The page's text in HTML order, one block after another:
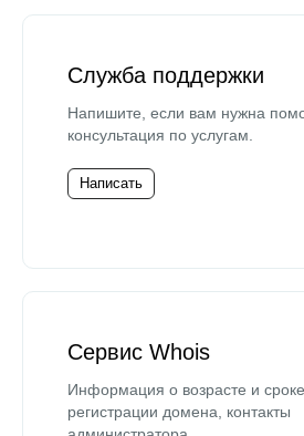
Служба поддержки
Напишите, если вам нужна
консультация по услугам.
Написать
Сервис Whois
Информация о возрасте и сроке
регистрации домена, контакты